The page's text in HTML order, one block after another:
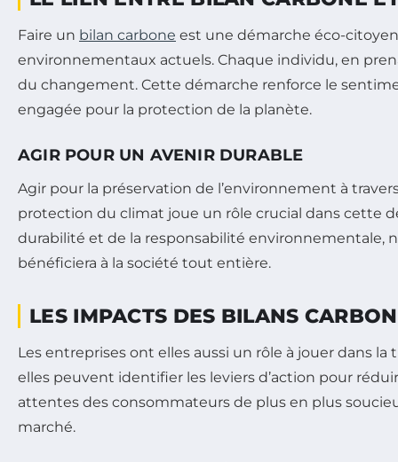
Faire un bilan carbone est une démarche éco-
environnementaux actuels. Chaque individu, en
du changement. Cette démarche renforce le
engagée pour la protection de la planète.
AGIR POUR UN AVENIR DURABLE
Agir pour la préservation de l’environnement à
protection du climat joue un rôle crucial dans cette
durabilité et de la responsabilité environnementale,
bénéficiera à la société tout entière.
LES IMPACTS DES BILANS
Les entreprises ont elles aussi un rôle à jouer dans
elles peuvent identifier les leviers d’action pour
attentes des consommateurs de plus en plus
marché.